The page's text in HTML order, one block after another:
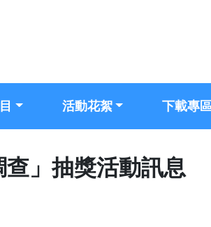
活動花絮 下載專
」抽獎活動訊息